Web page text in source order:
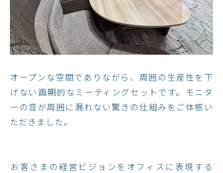
オープンな空間でありながら、周囲の生産性を下
げない​画期的なミーティングセットです。​​モニタ
ーの音が周囲に漏れない驚きの仕組みをご体感い
ただきました。​​
​お客さまの経営ビジョンをオフィスに表現する